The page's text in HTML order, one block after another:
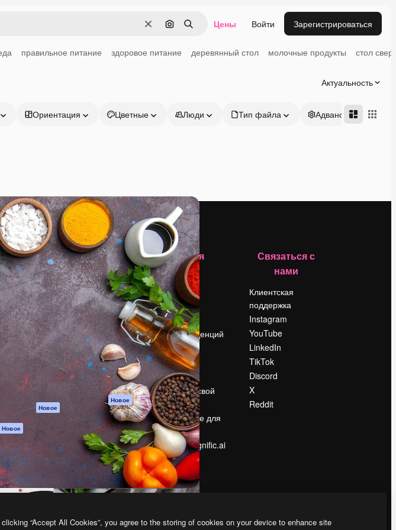
ОчиститьПоиск по изображению
Поиск Цены Войти Зарегистрироваться
правильное питание здоровое питание деревянный стол молочные продукты стол
Актуальность
Ориентация Цветные Люди Тип файла Адвансд
ИИ
видео
голоса
ИИ
контент
Новое
Новое
Начать
Academy
Документация по
Пакету ИИ
Служба
поддержки
Условия и
положения
Политика
конфиденциальности
Оригиналы Новое
Политика файлов
Центр доверия
Партнеры
Предприятие
Компания
Цены
О нас
Reviews
Вакансии
Поиск тенденций
Блог
События
Slidesgo
Продайте свой
контент
Помещение для
прессы
Ищете magnific.ai
Связаться с
нами
Клиентская
поддержка
Instagram
YouTube
LinkedIn
TikTok
Discord
X
Reddit
“Accept All Cookies”, you agree to the storing of cookies on your device to enhance site